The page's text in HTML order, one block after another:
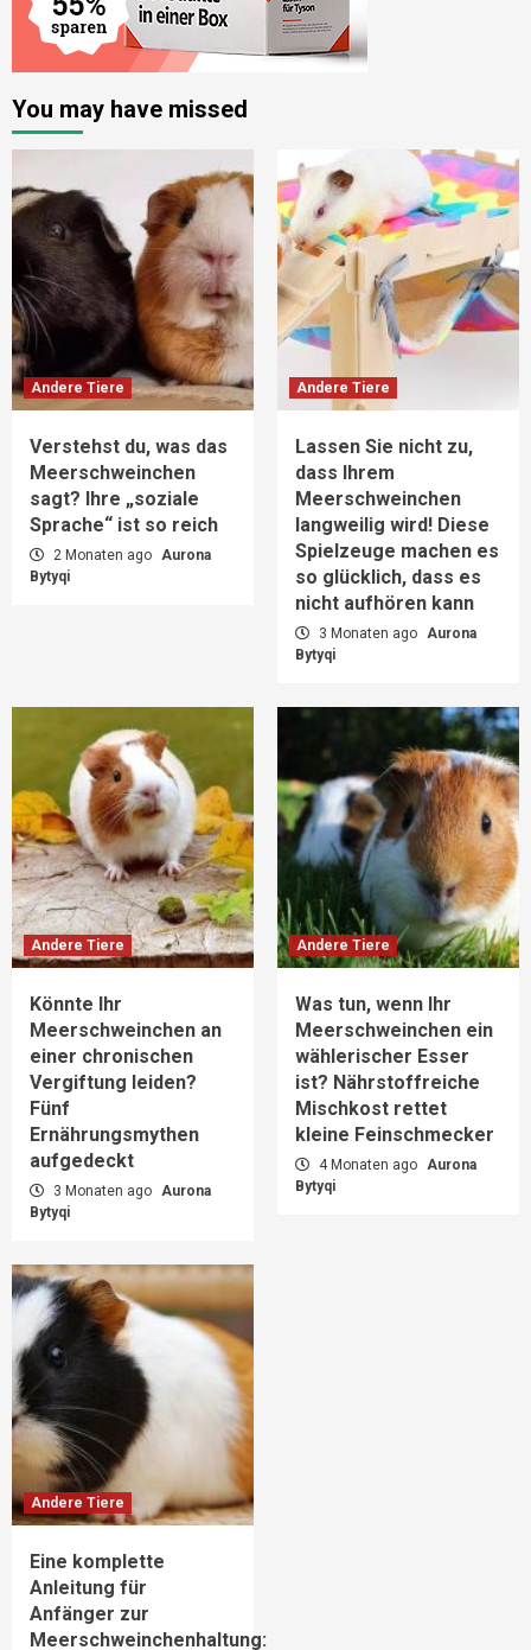
You may have missed
Andere Tiere
Verstehst du, was das
Meerschweinchen
sagt? Ihre „soziale
Sprache“ ist so reich
2 Monaten ago Aurona
Bytyqi
Andere Tiere
Lassen Sie nicht zu,
dass Ihrem
Meerschweinchen
langweilig wird! Diese
Spielzeuge machen es
so glücklich, dass es
nicht aufhören kann
3 Monaten ago Aurona
Bytyqi
Andere Tiere
Könnte Ihr
Meerschweinchen an
einer chronischen
Vergiftung leiden?
Fünf
Ernährungsmythen
aufgedeckt
3 Monaten ago Aurona
Bytyqi
Andere Tiere
Was tun, wenn Ihr
Meerschweinchen ein
wählerischer Esser
ist? Nährstoffreiche
Mischkost rettet
kleine Feinschmecker
4 Monaten ago Aurona
Bytyqi
Andere Tiere
Eine komplette
Anleitung für
Anfänger zur
Meerschweinchenhaltung: